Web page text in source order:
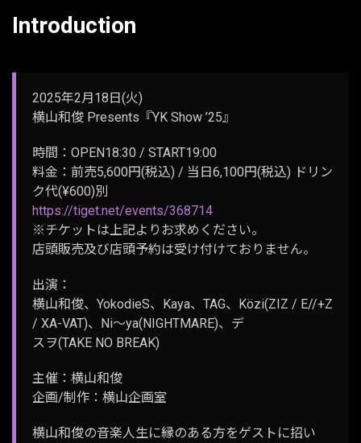
Introduction
2025年2月18日(火)
横山和俊 Presents『YK Show ’25』
時間：OPEN18:30 / START19:00
料金：前売5,600円(税込) / 当日6,100円(税込) ドリン
ク代(¥600)別
https://tiget.net/events/368714
※チケットは上記よりお求めください。
店頭販売及び店頭予約は受け付けておりません。
出演：
横山和俊、YokodieS、Kaya、TAG、Közi(ZIZ / E//+Z
/ XA-VAT)、Ni～ya(NIGHTMARE)、デ
スヲ(TAKE NO BREAK)
主催：横山和俊
企画/制作：横山企画室
横山和俊の音楽人生に縁のある方をゲストに招い